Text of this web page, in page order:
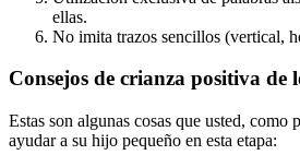
ellas.
No imita trazos sencillos (vertical,
Consejos de crianza positiva de
Estas son algunas cosas que usted, como
ayudar a su hijo pequeño en esta etapa: